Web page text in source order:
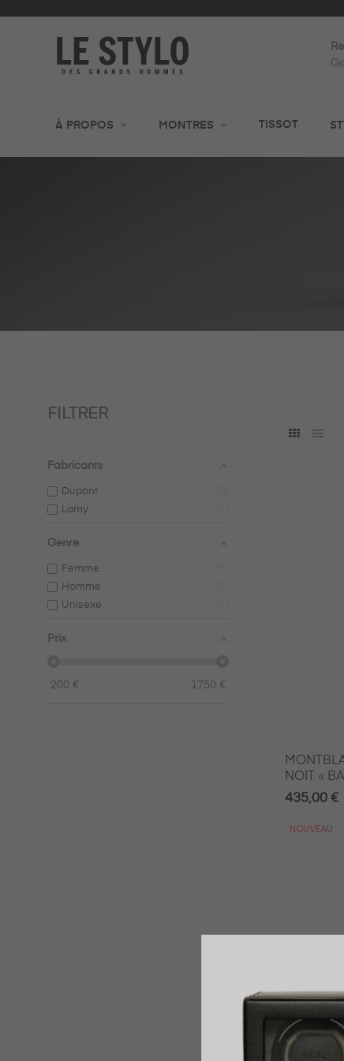
À PROPOS MONTRES TISSOT
FILTRER
Fabricants
Dupont
Lamy
Genre
Femme
Homme
Unisexe
Prix
200 € 1750 €
MONTBLANC HÉRITAGE
NOIT «
435,00 €
NOUVEAU